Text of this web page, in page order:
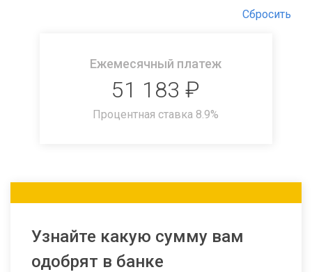
Сбросить
Ежемесячный платеж
51 183 ₽
Процентная ставка 8.9%
Узнайте какую сумму вам
одобрят в банке